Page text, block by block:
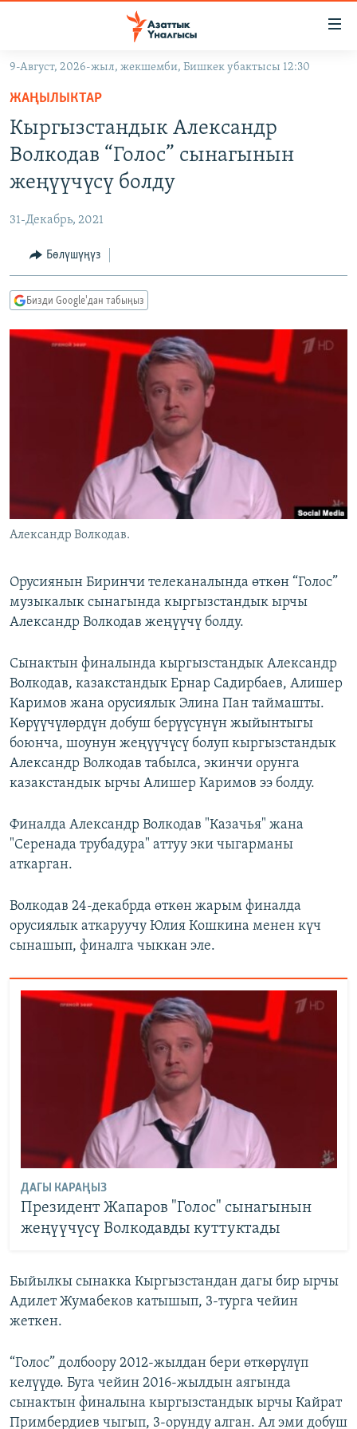
Навигацияга
өтүңүз
Издөөгө
салыңызКЫРГЫЗСТАН
МАДАНИЯТ
ДҮЙНӨ
ТВ ПРОГРАММАЛАР
БҮГҮН АЗАТТЫКТА
ДАНИСТЕ
ЫҢГАЙСЫЗ СУРООЛОР
ПОДКАСТ
Русский
ЭЕ/АРнун бардык сайттары
9-Август, 2026-жыл, жекшемби, Бишкек убактысы 12:30
ЖАҢЫЛЫКТАР
Кыргызстандык Александр
Волкодав “Голос” сынагынын
жеңүүчүсү болду
31-Декабрь, 2021
Бөлүшүңүз
Бизди Google'дан табыңыз
Александр Волкодав.
Орусиянын Биринчи телеканалында өткөн “Голос”
музыкалык сынагында кыргызстандык ырчы
Александр Волкодав жеңүүчү болду.
Сынактын финалында кыргызстандык Александр
Волкодав, казакстандык Ернар Садирбаев, Алишер
Каримов жана орусиялык Элина Пан таймашты.
Көрүүчүлөрдүн добуш берүүсүнүн жыйынтыгы
боюнча, шоунун жеңүүчүсү болуп кыргызстандык
Александр Волкодав табылса, экинчи орунга
казакстандык ырчы Алишер Каримов ээ болду.
Финалда Александр Волкодав "Казачья" жана
"Серенада трубадура" аттуу эки чыгарманы
аткарган.
Волкодав 24-декабрда өткөн жарым финалда
орусиялык аткаруучу Юлия Кошкина менен күч
сынашып, финалга чыккан эле.
ДАГЫ КАРАҢЫЗ
Президент Жапаров "Голос" сынагынын
жеңүүчүсү Волкодавды куттуктады
Быйылкы сынакка Кыргызстандан дагы бир ырчы
Адилет Жумабеков катышып, 3-турга чейин
жеткен.
“Голос” долбоору 2012-жылдан бери өткөрүлүп
келүүдө. Буга чейин 2016-жылдын аягында
сынактын финалына кыргызстандык ырчы Кайрат
Примбердиев чыгып, 3-орунду алган. Ал эми добуш